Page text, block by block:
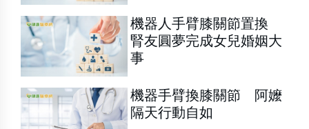
機器人手臂膝關節置換
腎友圓夢完成女兒婚姻大
事
機器手臂換膝關節 阿嬤
隔天行動自如